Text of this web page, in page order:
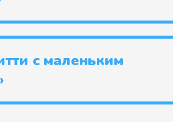
с маленьким